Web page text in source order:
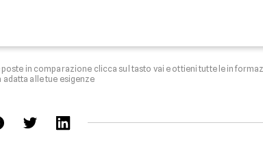
in comparazione clicca sul tasto vai e ottieni tutte le
adatta alle tue esigenze